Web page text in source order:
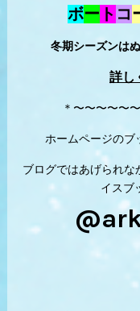
ボー ト コ
冬期シーズンは
詳し
＊〜〜〜〜〜
ホームページのブ
ブログではあげられな
イスブ